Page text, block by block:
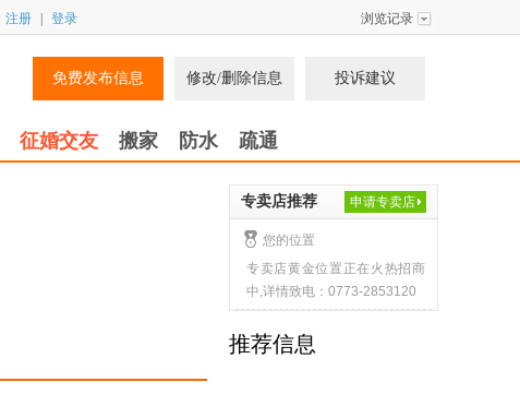
浏览记录
注册 登录
免费发布信息 修改/删除信息 投诉建议
征婚交友 搬家 防水 疏通
专卖店推荐 申请专卖店
您的位置
专卖店黄金位置正在火热招商
中,详情致电：0773-2853120
推荐信息